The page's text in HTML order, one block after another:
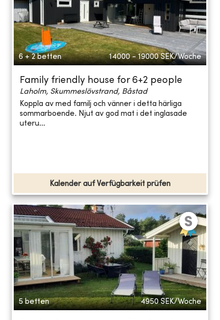
6 + 2 betten 14000 - 19000 SEK/Woche
Family friendly house for 6+2 people
Laholm, Skummeslövstrand, Båstad
Koppla av med familj och vänner i detta härliga
sommarboende. Njut av god mat i det inglasade
uteru...
Kalender auf Verfügbarkeit prüfen
5 betten 4950 SEK/Woche